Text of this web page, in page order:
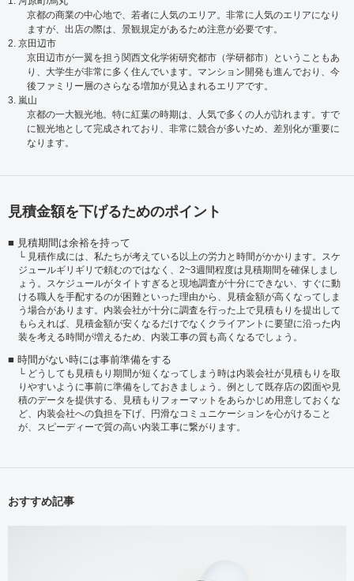
京都の商業の中心地で、若者に人気のエリア。非常に人気のエリアになり
ますが、出店の際は、景観規定があるため注意が必要です。
2. 京田辺市
京田辺市が一翼を担う関西文化学術研究都市（学研都市）ということもあ
り、大学生が非常に多く住んでいます。マンション開発も進んでおり、今
後ファミリー層のさらなる増加が見込まれるエリアです。
3. 嵐山
京都の一大観光地。特に紅葉の時期は、人気で多くの人が訪れます。すで
に観光地として完成されており、非常に競合が多いため、差別化が重要に
なります。
見積金額を下げるためのポイント
見積期間は余裕を持って
見積作成には、私たちが考えている以上の労力と時間がかかります。スケ
ジュールギリギリで頼むのではなく、2~3週間程度は見積期間を確保しまし
ょう。スケジュールがタイトすぎると現地調査が十分にできない、すぐに動
ける職人を手配するのが困難といった理由から、見積金額が高くなってしま
う場合があります。内装会社が十分に調査を行った上で見積もりを提出して
もらえれば、見積金額が安くなるだけでなくクライアントに要望に沿った内
装を考える時間が増えるため、内装工事の質も高くなるでしょう。
時間がない時には事前準備をする
どうしても見積もり期間が短くなってしまう時は内装会社が見積もりを取
りやすいように事前に準備をしておきましょう。例として既存店の図面や見
積のデータを提供する、見積もりフォーマットをあらかじめ用意しておくな
ど、内装会社への負担を下げ、円滑なコミュニケーションを心がけること
が、スピーディーで質の高い内装工事に繋がります。
おすすめ記事